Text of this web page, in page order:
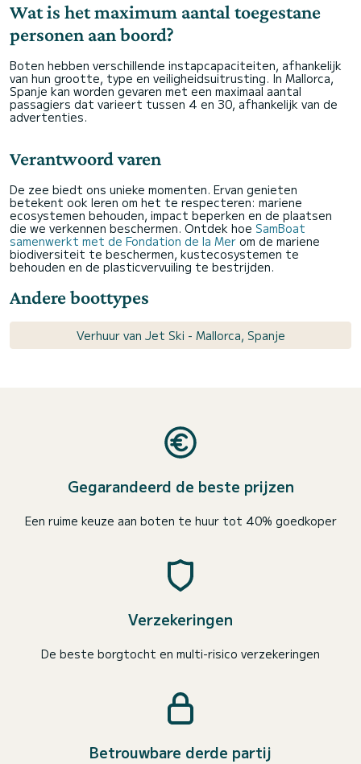
Wat is het maximum aantal toegestane
personen aan boord?
Boten hebben verschillende instapcapaciteiten, afhankelijk
van hun grootte, type en veiligheidsuitrusting. In Mallorca,
Spanje kan worden gevaren met een maximaal aantal
passagiers dat varieert tussen 4 en 30, afhankelijk van de
advertenties.
Verantwoord varen
De zee biedt ons unieke momenten. Ervan genieten
betekent ook leren om het te respecteren: mariene
ecosystemen behouden, impact beperken en de plaatsen
die we verkennen beschermen. Ontdek hoe SamBoat
samenwerkt met de Fondation de la Mer om de mariene
biodiversiteit te beschermen, kustecosystemen te
behouden en de plasticvervuiling te bestrijden.
Andere boottypes
Verhuur van Jet Ski - Mallorca, Spanje
Gegarandeerd de beste prijzen
Een ruime keuze aan boten te huur tot 40% goedkoper
Verzekeringen
De beste borgtocht en multi-risico verzekeringen
Betrouwbare derde partij